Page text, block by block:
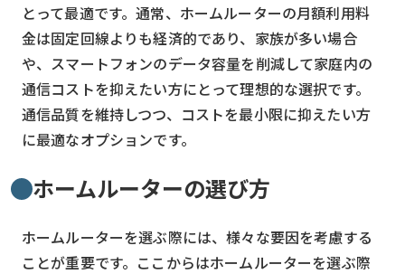
とって最適です。通常、ホームルーターの月額利用料
金は固定回線よりも経済的であり、家族が多い場合
や、スマートフォンのデータ容量を削減して家庭内の
通信コストを抑えたい方にとって理想的な選択です。
通信品質を維持しつつ、コストを最小限に抑えたい方
に最適なオプションです。
ホームルーターの選び方
ホームルーターを選ぶ際には、様々な要因を考慮する
ことが重要です。ここからはホームルーターを選ぶ際